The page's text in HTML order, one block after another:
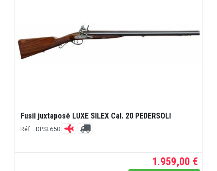
Fusil juxtaposé LUXE SILEX Cal. 20 PEDERSOLI
Réf. : DPSL650
1.959,00 €